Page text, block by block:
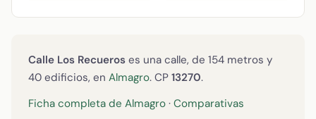
Calle Los Recueros es una calle, de 154 metros y
40 edificios, en Almagro. CP 13270.
Ficha completa de Almagro · Comparativas